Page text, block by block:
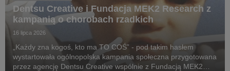
Dentsu Creative i Fundacja MEK2 Research z
kampanią o chorobach rzadkich
16 lipca 2026
„Każdy zna kogoś, kto ma TO COŚ” - pod takim hasłem
wystartowała ogólnopolska kampania społeczna przygotowana
przez agencję Dentsu Creative wspólnie z Fundacją MEK2